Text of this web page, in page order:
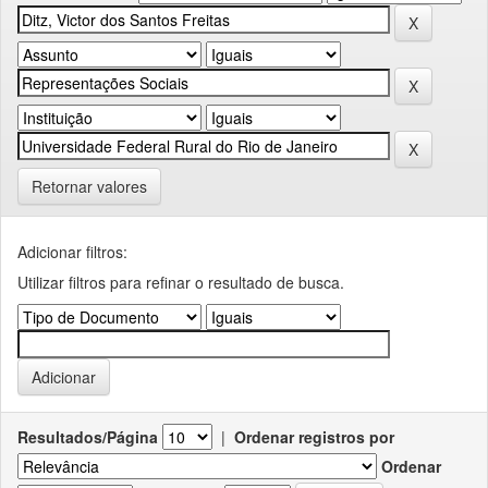
Retornar valores
Adicionar filtros:
Utilizar filtros para refinar o resultado de busca.
Resultados/Página | Ordenar registros por
Ordenar